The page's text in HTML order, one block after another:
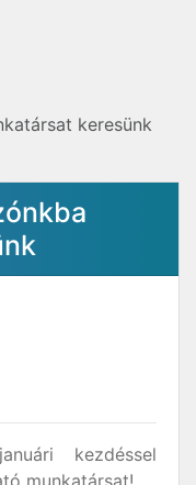
keresünk
kezdéssel
munkatársat!